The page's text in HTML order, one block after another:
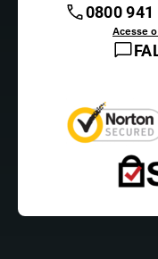
0800 941
Acesse